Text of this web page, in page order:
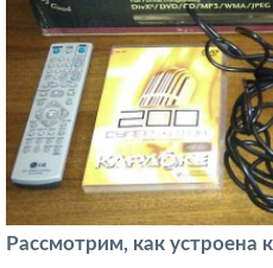
Рассмотрим, как устроена